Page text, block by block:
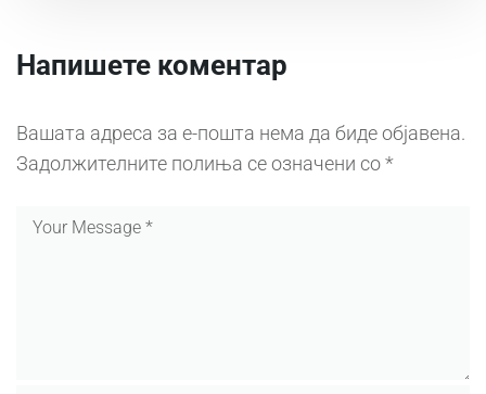
Напишете коментар
Вашата адреса за е-пошта нема да биде објавена.
Задолжителните полиња се означени со*